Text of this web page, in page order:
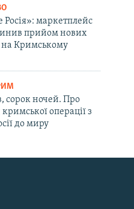
маркетплейс
прийом нових
на Кримському
сорок ночей. Про
кримської операції з
до миру